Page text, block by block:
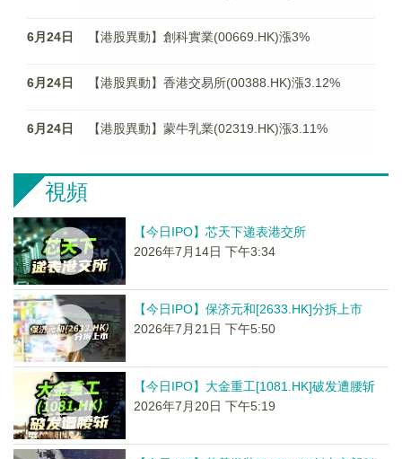
6月24日 【港股異動】創科實業(00669.HK)漲3%
6月24日 【港股異動】香港交易所(00388.HK)漲3.12%
6月24日 【港股異動】蒙牛乳業(02319.HK)漲3.11%
視頻
【今日IPO】芯天下递表港交所
2026年7月14日 下午3:34
【今日IPO】保济元和[2633.HK]分拆上市
2026年7月21日 下午5:50
【今日IPO】大金重工[1081.HK]破发遭腰斩
2026年7月20日 下午5:19